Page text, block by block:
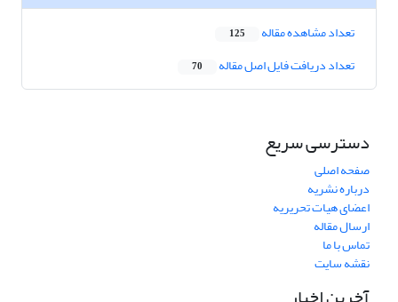
تعداد مشاهده مقاله 125
تعداد دریافت فایل اصل مقاله 70
دسترسی سریع
صفحه اصلی
درباره نشریه
اعضای هیات تحریریه
ارسال مقاله
تماس با ما
نقشه سایت